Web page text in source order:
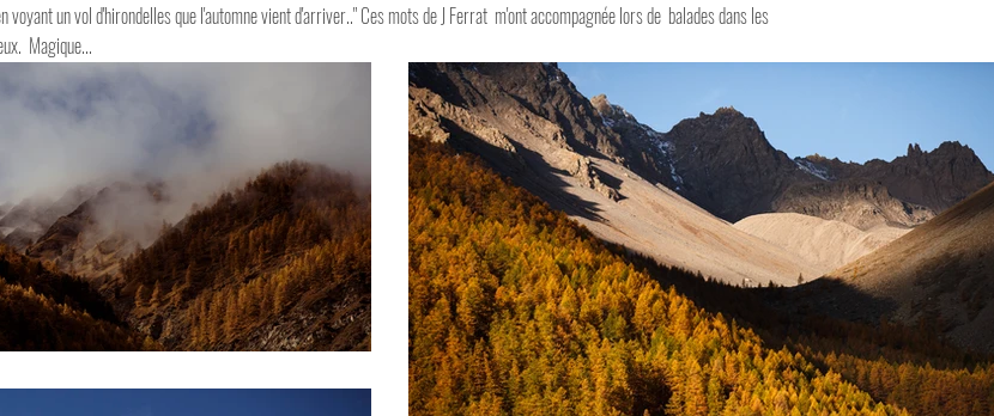
un vol d'hirondelles que l'automne vient d'arriver.." Ces mots de J Ferrat m'ont accompagnée lors de balades dans les
Magique...